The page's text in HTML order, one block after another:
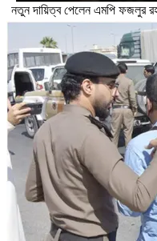
নতুন দায়িত্ব পেলেন এমপি ফজলুর